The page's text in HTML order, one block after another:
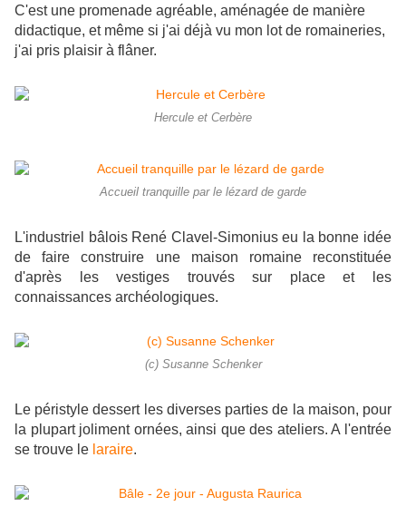
C'est une promenade agréable, aménagée de manière
didactique, et même si j'ai déjà vu mon lot de romaineries,
j'ai pris plaisir à flâner.
Hercule et Cerbère
Accueil tranquille par le lézard de garde
L'industriel bâlois René Clavel-Simonius eu la bonne idée
de faire construire une maison romaine reconstituée
d'après les vestiges trouvés sur place et les
connaissances archéologiques.
(c) Susanne Schenker
Le péristyle dessert les diverses parties de la maison, pour
la plupart joliment ornées, ainsi que des ateliers. A l'entrée
se trouve le laraire.